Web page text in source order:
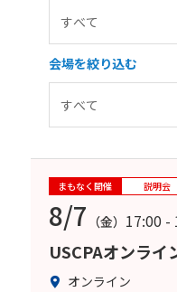
会場を絞り込む
まもなく開催 説明会
8/7 （金） 17:00 -
USCPAオンライ
オンライン